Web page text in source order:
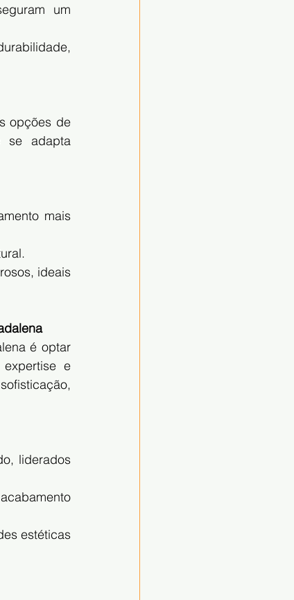
um
opções de
se adapta
mais
ideais
é optar
e
liderados
estéticas